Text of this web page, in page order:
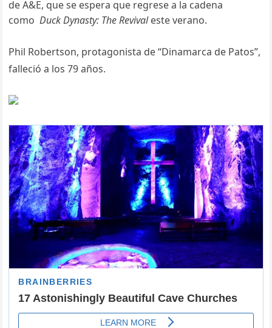
de A&E, que se espera que regrese a la cadena
comoDuck Dynasty: The Revivaleste verano.
Phil Robertson, protagonista de “Dinamarca de Patos”,
falleció a los 79 años.